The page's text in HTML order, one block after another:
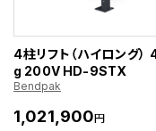
4柱リフト（ハイロング
g 200V HD-9STX
Bendpak
1,021,900円